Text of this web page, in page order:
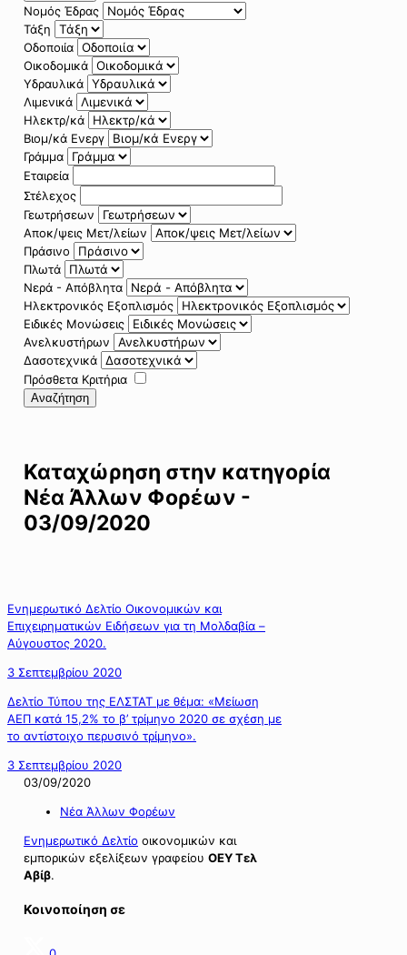
Νομός Έδρας
Τάξη
Οδοποιία
Οικοδομικά
Υδραυλικά
Λιμενικά
Ηλεκτρ/κά
Βιομ/κά Ενεργ
Γράμμα
Εταιρεία
Στέλεχος
Γεωτρήσεων
Αποκ/ψεις Μετ/λείων
Πράσινο
Πλωτά
Νερά - Απόβλητα
Ηλεκτρονικός Εξοπλισμός
Ειδικές Μονώσεις
Ανελκυστήρων
Δασοτεχνικά
Πρόσθετα Κριτήρια
Αναζήτηση
Καταχώρηση στην κατηγορία
Νέα Άλλων Φορέων -
03/09/2020
Ενημερωτικό Δελτίο Οικονομικών και
Επιχειρηματικών Ειδήσεων για τη Μολδαβία –
Αύγουστος 2020.
3 Σεπτεμβρίου 2020
Δελτίο Τύπου της ΕΛΣΤΑΤ με θέμα: «Μείωση
ΑΕΠ κατά 15,2% το β’ τρίμηνο 2020 σε σχέση με
το αντίστοιχο περυσινό τρίμηνο».
3 Σεπτεμβρίου 2020
03/09/2020
Νέα Άλλων Φορέων
Ενημερωτικό Δελτίο οικονομικών και
εμπορικών εξελίξεων γραφείου ΟΕΥ Τελ
Αβίβ.
Κοινοποίηση σε